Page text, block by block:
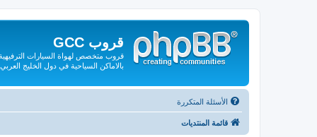
قروب GCC
قروب متخصص لهواة السيارات الترفيهية
بالاماكن السياحية في دول الخليج العربي
الأسئلة المتكررة
قائمة المنتديات